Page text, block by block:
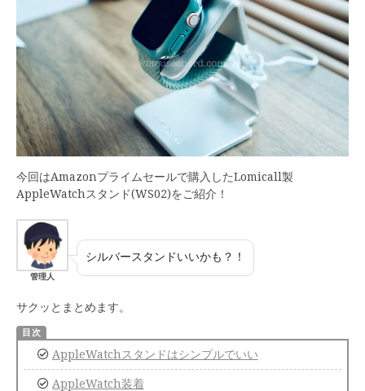
今回はAmazonプライムセールで購入した‎Lomicall製
AppleWatchスタンド(WS02)をご紹介！
管理人
シルバースタンドいいかも？！
サクッとまとめます。
AppleWatchスタンドはシンプルでいい
AppleWatch装着